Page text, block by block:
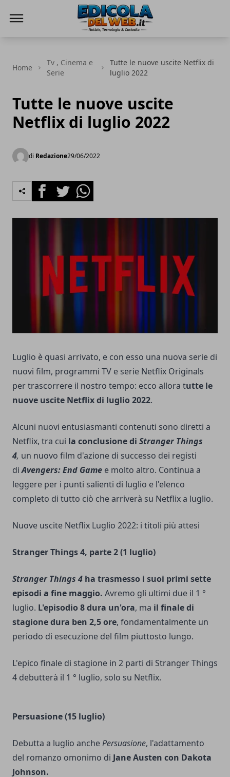
Home
Tv , Cinema e
Serie
Tutte le nuove uscite Netflix di
luglio 2022
Tutte le nuove uscite
Netflix di luglio 2022
di Redazione29/06/2022
FacebookTwitterWhatsapp
Luglio è quasi arrivato, e con esso una nuova serie di
nuovi film, programmi TV e serie Netflix Originals
per trascorrere il nostro tempo: ecco allora tutte le
nuove uscite Netflix di luglio 2022.
Alcuni nuovi entusiasmanti contenuti sono diretti a
Netflix, tra cui la conclusione di Stranger Things
4, un nuovo film d'azione di successo dei registi
diAvengers: End Game e molto altro. Continua a
leggere per i punti salienti di luglio e l'elenco
completo di tutto ciò che arriverà su Netflix a luglio.
Nuove uscite Netflix Luglio 2022: i titoli più attesi
Stranger Things 4, parte 2 (1 luglio)
Stranger Things 4 ha trasmesso i suoi primi sette
episodi a fine maggio. Avremo gli ultimi due il 1 °
luglio. L'episodio 8 dura un'ora, ma il finale di
stagione dura ben 2,5 ore, fondamentalmente un
periodo di esecuzione del film piuttosto lungo.
L'epico finale di stagione in 2 parti di Stranger Things
4 debutterà il 1 ° luglio, solo su Netflix.
Persuasione (15 luglio)
Debutta a luglio anchePersuasione, l'adattamento
del romanzo omonimo di Jane Austen con Dakota
Johnson.